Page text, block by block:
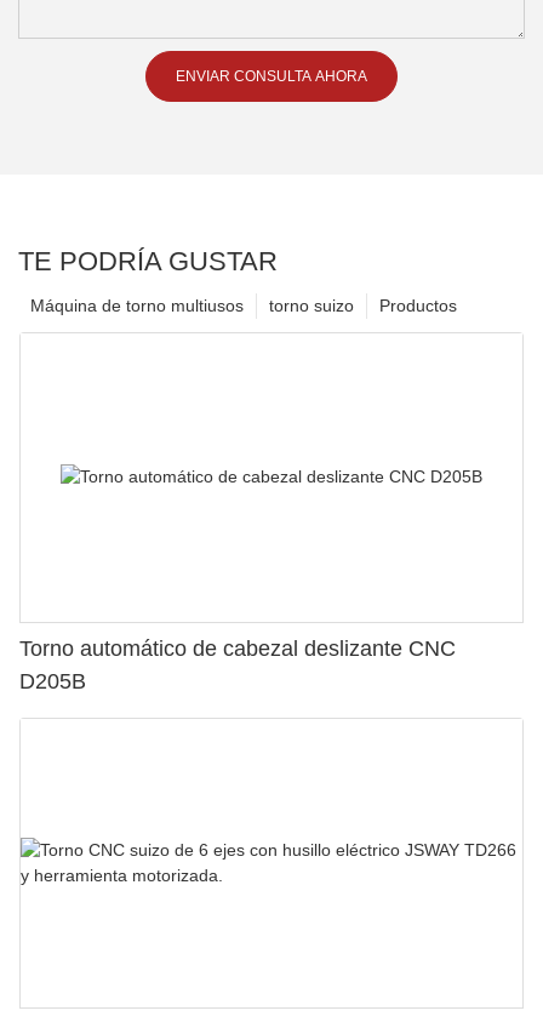
ENVIAR CONSULTA AHORA
TE PODRÍA GUSTAR
Productos
torno suizo
Máquina de torno multiusos
Torno automático de cabezal deslizante CNC
D205B